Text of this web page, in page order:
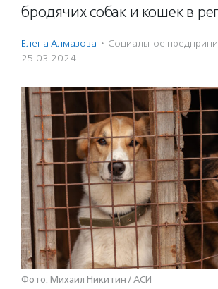
бродячих собак и кошек в
Елена Алмазова · Социальное
25.03.2024
Фото: Михаил Никитин / АСИ